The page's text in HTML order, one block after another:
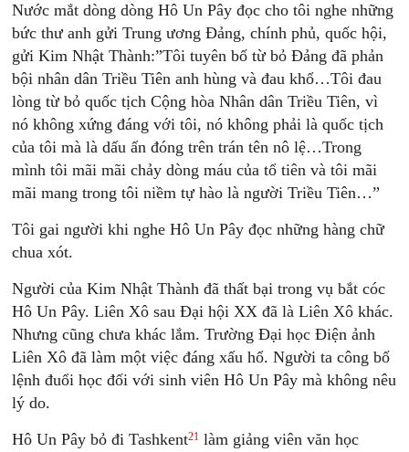
Nước mắt dòng dòng Hô Un Pây đọc cho tôi nghe những
bức thư anh gửi Trung ương Ðảng, chính phủ, quốc hội,
gửi Kim Nhật Thành:”Tôi tuyên bố từ bỏ Ðảng đã phản
bội nhân dân Triều Tiên anh hùng và đau khổ…Tôi đau
lòng từ bỏ quốc tịch Cộng hòa Nhân dân Triều Tiên, vì
nó không xứng đáng với tôi, nó không phải là quốc tịch
của tôi mà là dấu ấn đóng trên trán tên nô lệ…Trong
mình tôi mãi mãi chảy dòng máu của tổ tiên và tôi mãi
mãi mang trong tôi niềm tự hào là người Triều Tiên…”
Tôi gai người khi nghe Hô Un Pây đọc những hàng chữ
chua xót.
Người của Kim Nhật Thành đã thất bại trong vụ bắt cóc
Hô Un Pây. Liên Xô sau Ðại hội XX đã là Liên Xô khác.
Nhưng cũng chưa khác lắm. Trường Ðại học Ðiện ảnh
Liên Xô đã làm một việc đáng xấu hổ. Người ta công bố
lệnh đuổi học đối với sinh viên Hô Un Pây mà không nêu
lý do.
Hô Un Pây bỏ đi Tashkent21 làm giảng viên văn học